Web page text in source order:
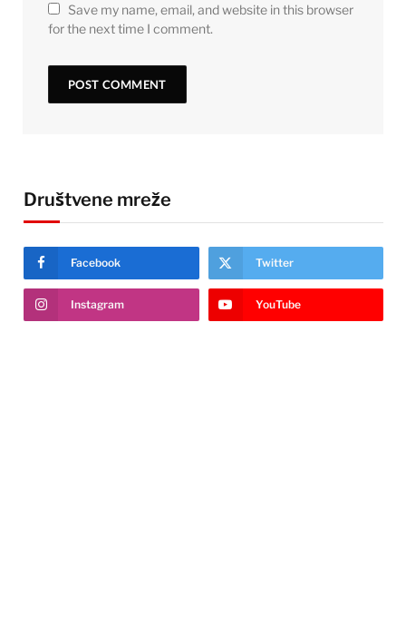
Save my name, email, and website in this browser
for the next time I comment.
Društvene mreže
Facebook Twitter
Instagram YouTube